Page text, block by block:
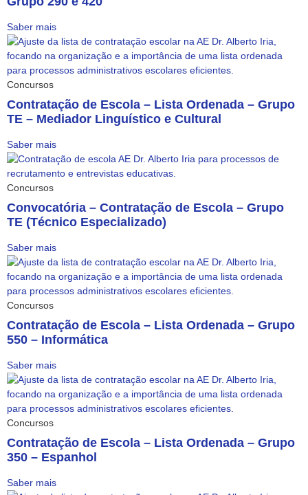
Saber mais
Concursos
Contratação de Escola – Lista Ordenada – Grupo
TE – Mediador Linguístico e Cultural
Saber mais
Concursos
Convocatória – Contratação de Escola – Grupo
TE (Técnico Especializado)
Saber mais
Concursos
Contratação de Escola – Lista Ordenada – Grupo
550 – Informática
Saber mais
Concursos
Contratação de Escola – Lista Ordenada – Grupo
350 – Espanhol
Saber mais